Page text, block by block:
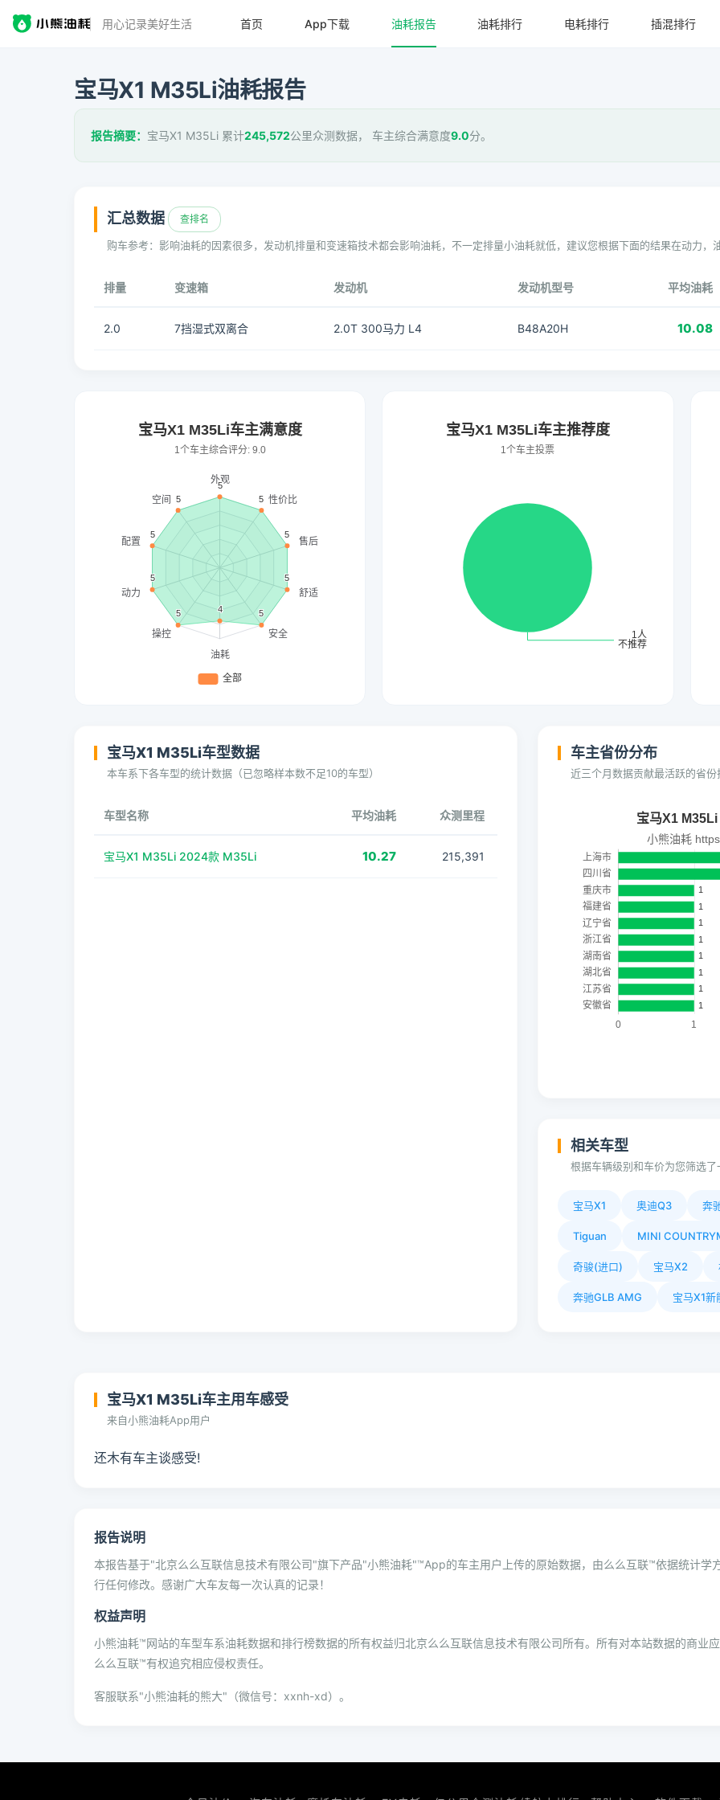
用心记录美好生活 首页 App下载 油耗报告 油耗排行 电耗排行 插混排行
宝马X1 M35Li油耗报告
报告摘要： 宝马X1 M35Li 累计245,572公里众测数据， 车主综合满意度9.0分。
汇总数据 查排名
购车参考：影响油耗的因素很多，发动机排量和变速箱技术都会影响油耗，不一定排量小油耗就低，建议您根据下面的结果在动力
排量 变速箱 发动机 发动机型号 平均油耗
2.0 7挡湿式双离合 2.0T 300马力 L4 B48A20H 10.08
宝马X1 M35Li车型数据
本车系下各车型的统计数据（已忽略样本数不足10的车型）
车型名称 平均油耗 众测里程
宝马X1 M35Li 2024款 M35Li 10.27 215,391
车主省份分布
近三个月数据贡献最活跃的省份
相关车型
根据车辆级别和车价为您筛选
宝马X1 奥迪Q3 奔
Tiguan MINI
奇骏(进口) 宝马X2
奔驰GLB AMG 宝马X1新
宝马X1 M35Li车主用车感受
来自小熊油耗App用户
还木有车主谈感受!
报告说明
本报告基于"北京么么互联信息技术有限公司"旗下产品"小熊油耗"™App的车主用户上传的原始数据，由么么互联™依据统计学
行任何修改。感谢广大车友每一次认真的记录！
权益声明
小熊油耗™网站的车型车系油耗数据和排行榜数据的所有权益归北京么么互联信息技术有限公司所有。所有对本站数据的商业
么么互联™有权追究相应侵权责任。
客服联系"小熊油耗的熊大"（微信号：xxnh-xd）。